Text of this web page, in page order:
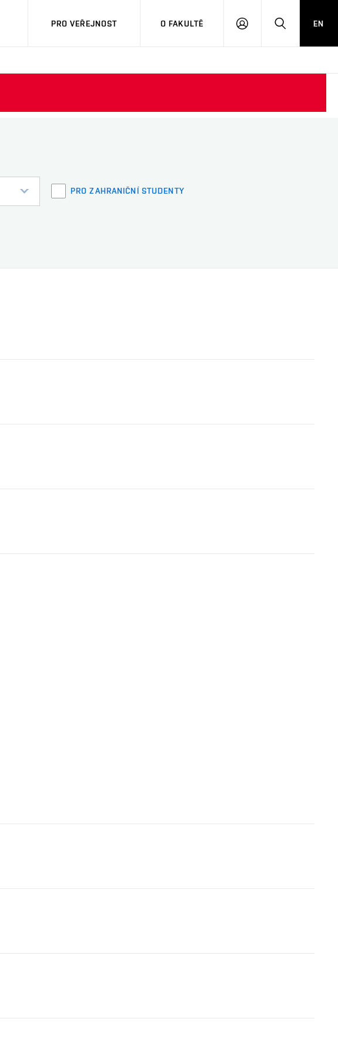
PRO VEŘEJNOST O FAKULTĚ
PŘIHLÁSITHLEDAT
EN
PRO ZAHRANIČNÍ STUDENTY